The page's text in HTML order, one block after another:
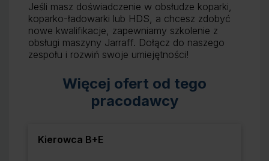
Jeśli masz doświadczenie w obsłudze koparki,
koparko-ładowarki lub HDS, a chcesz zdobyć
nowe kwalifikacje, zapewniamy szkolenie z
obsługi maszyny Jarraff. Dołącz do naszego
zespołu i rozwiń swoje umiejętności!
Więcej ofert od tego
pracodawcy
Kierowca B+E